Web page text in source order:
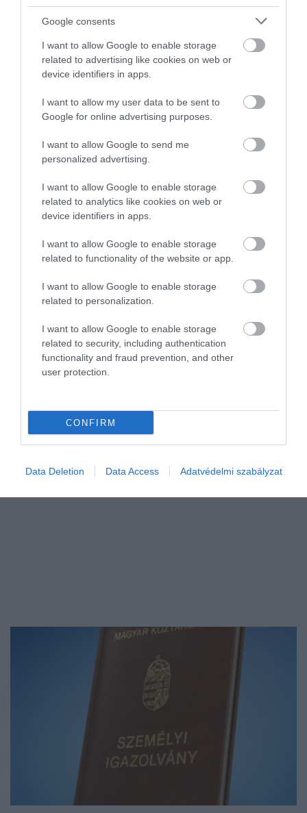
Google consents
I want to allow Google to enable storage
related to advertising like cookies on web or
device identifiers in apps.
I want to allow my user data to be sent to
Google for online advertising purposes.
I want to allow Google to send me
personalized advertising.
I want to allow Google to enable storage
related to analytics like cookies on web or
device identifiers in apps.
I want to allow Google to enable storage
related to functionality of the website or app.
I want to allow Google to enable storage
related to personalization.
I want to allow Google to enable storage
related to security, including authentication
functionality and fraud prevention, and other
user protection.
CONFIRM
Data Deletion Data Access Adatvédelmi szabályzat
4 útvonaltervező, ami hasznos útitárs Európában
Egy megbízható útvonaltervező hosszabb utakon rengeteg időt és
útlezárásokat és…